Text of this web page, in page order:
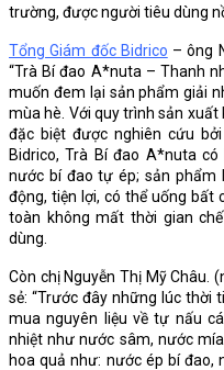
trường, được người tiêu dùng
Tổng Giám đốc Bidrico – ông
“Trà Bí đao A*nuta – Thanh
muốn đem lại sản phẩm giải
mùa hè. Với quy trình sản
đặc biệt được nghiên cứu
Bidrico, Trà Bí đao A*nuta
nước bí đao tự ép; sản phẩm
động, tiện lợi, có thể uống bất
toàn không mất thời gian
dùng.
Còn chị Nguyễn Thị Mỹ Châu.
sẻ: “Trước đây những lúc thời
mua nguyên liệu về tự nấu
nhiệt như nước sâm, nước
hoa quả như: nước ép bí